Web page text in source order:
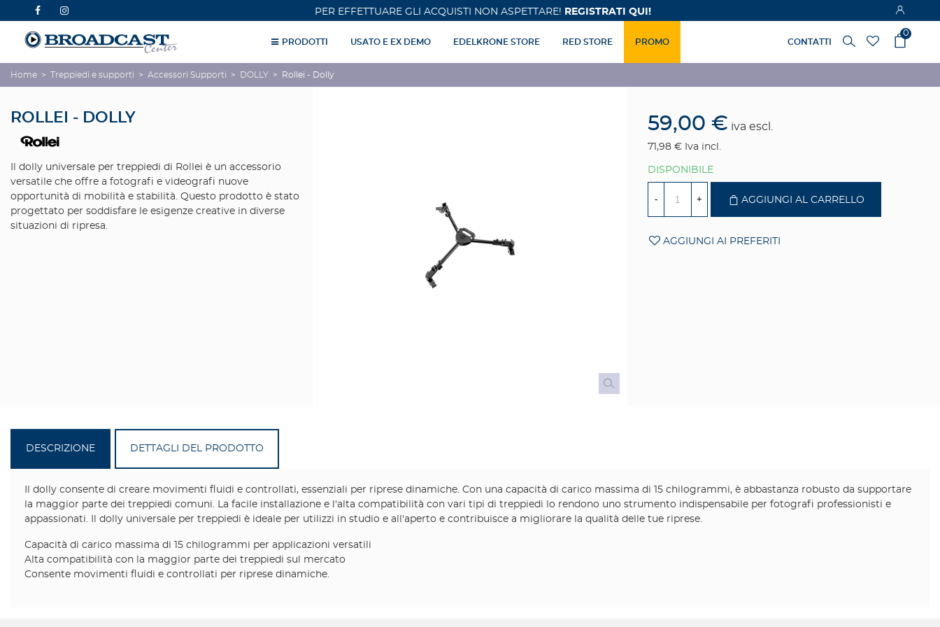
PER EFFETTUARE GLI ACQUISTI NON ASPETTARE! REGISTRATI QUI!
PRODOTTI USATO E EX DEMO EDELKRONE STORE RED STORE PROMO CONTATTI
0
Home > Treppiedi e supporti > Accessori Supporti > DOLLY > Rollei - Dolly
ROLLEI - DOLLY
Il dolly universale per treppiedi di Rollei è un accessorio
versatile che offre a fotografi e videografi nuove
opportunità di mobilità e stabilità. Questo prodotto è stato
progettato per soddisfare le esigenze creative in diverse
situazioni di ripresa.
59,00 € iva escl.
71,98 € Iva incl.
DISPONIBILE
- + AGGIUNGI AL CARRELLO
AGGIUNGI AI PREFERITI
DESCRIZIONE DETTAGLI DEL PRODOTTO
Il dolly consente di creare movimenti fluidi e controllati, essenziali per riprese dinamiche. Con una capacità di carico massima di 15 chilogrammi, è abbastanza robusto da supportare
la maggior parte dei treppiedi comuni. La facile installazione e l'alta compatibilità con vari tipi di treppiedi lo rendono uno strumento indispensabile per fotografi professionisti e
appassionati. Il dolly universale per treppiedi è ideale per utilizzi in studio e all'aperto e contribuisce a migliorare la qualità delle tue riprese.
Capacità di carico massima di 15 chilogrammi per applicazioni versatili
Alta compatibilità con la maggior parte dei treppiedi sul mercato
Consente movimenti fluidi e controllati per riprese dinamiche.